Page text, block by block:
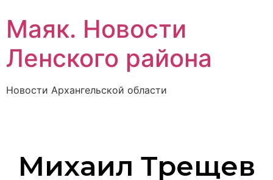
Маяк. Новости
Ленского района
Новости Архангельской области
Михаил Трещев